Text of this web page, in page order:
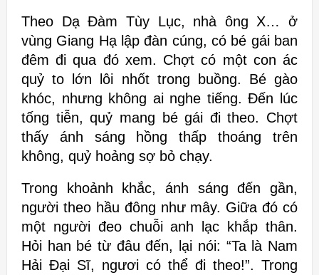
Theo Dạ Đàm Tùy Lục, nhà ông X… ở
vùng Giang Hạ lập đàn cúng, có bé gái ban
đêm đi qua đó xem. Chợt có một con ác
quỷ to lớn lôi nhốt trong buồng. Bé gào
khóc, nhưng không ai nghe tiếng. Đến lúc
tống tiễn, quỷ mang bé gái đi theo. Chợt
thấy ánh sáng hồng thấp thoáng trên
không, quỷ hoảng sợ bỏ chạy.
Trong khoảnh khắc, ánh sáng đến gần,
người theo hầu đông như mây. Giữa đó có
một người đeo chuỗi anh lạc khắp thân.
Hỏi han bé từ đâu đến, lại nói: “Ta là Nam
Hải Đại Sĩ, ngươi có thể đi theo!”. Trong